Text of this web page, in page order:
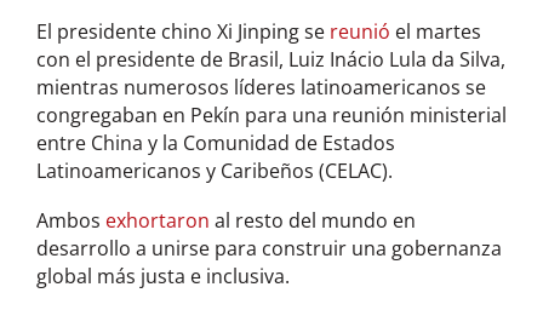
El presidente chino Xi Jinping se reunió el martes
con el presidente de Brasil, Luiz Inácio Lula da Silva,
mientras numerosos líderes latinoamericanos se
congregaban en Pekín para una reunión ministerial
entre China y la Comunidad de Estados
Latinoamericanos y Caribeños (CELAC).
Ambos exhortaron al resto del mundo en
desarrollo a unirse para construir una gobernanza
global más justa e inclusiva.